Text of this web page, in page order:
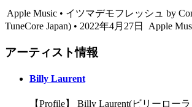
Apple Music • イツマデモフレッシュ by
TuneCore Japan) • 2022年4月27日
Apple
アーティスト情報
Billy Laurent
【Profile】 Billy Laurent(ビリーロー